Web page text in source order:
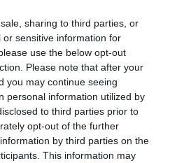
sharing to third parties, or
sensitive information for
use the below opt-out
Please note that after your
you may continue seeing
personal information utilized by
to third parties prior to
opt-out of the further
by third parties on the
This information may